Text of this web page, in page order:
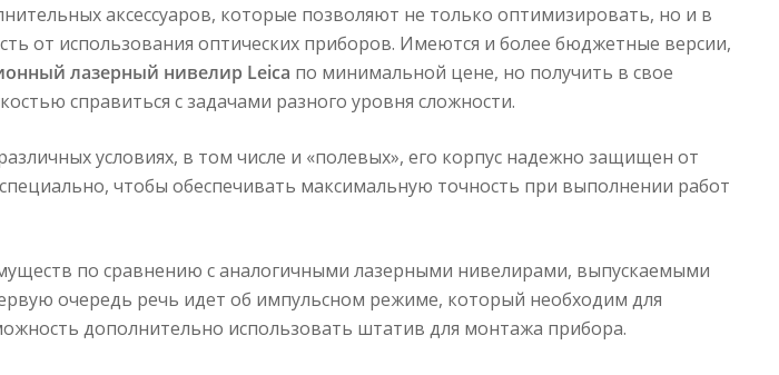
аксессуаров, которые позволяют не только оптимизировать, но и в
от использования оптических приборов. Имеются и более бюджетные версии,
лазерный нивелир Leica по минимальной цене, но получить в свое
справиться с задачами разного уровня сложности.
условиях, в том числе и «полевых», его корпус надежно защищен от
чтобы обеспечивать максимальную точность при выполнении работ
по сравнению с аналогичными лазерными нивелирами, выпускаемыми
очередь речь идет об импульсном режиме, который необходим для
дополнительно использовать штатив для монтажа прибора.